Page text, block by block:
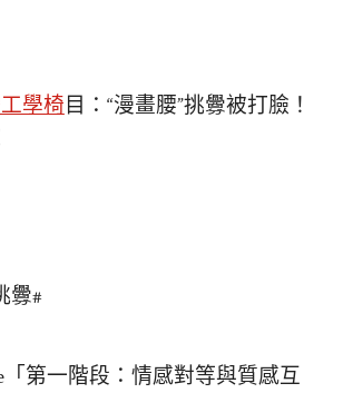
學椅 目：“漫畫腰”挑釁被打臉！
#
一階段：情感對等與質感互